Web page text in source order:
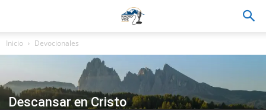
Inicio Devocionales
Descansar en Cristo